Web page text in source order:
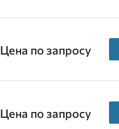
Цена по запросу
Цена по запросу